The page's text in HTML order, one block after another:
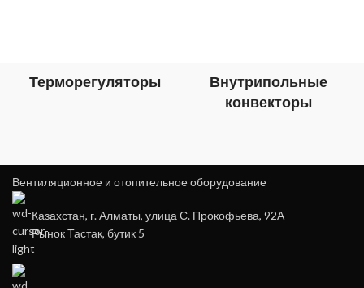
Терморегуляторы
Внутрипольные
конвекторы
Вентиляционное и отопительное оборудование
Казахстан, г. Алматы, улица С. Прокофьева, 92А
Рынок Тастак, бутик 5